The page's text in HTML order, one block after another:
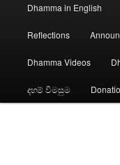
Dhamma in English
Reflections
Dhamma Videos
දහම් විමසුම